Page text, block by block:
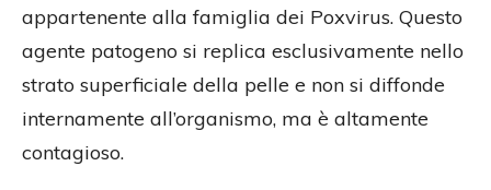
appartenente alla famiglia dei Poxvirus. Questo
agente patogeno si replica esclusivamente nello
strato superficiale della pelle e non si diffonde
internamente all’organismo, ma è altamente
contagioso.